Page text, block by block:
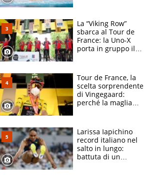
mirino
La “Viking Row”
sbarca al Tour de
France: la Uno-X
porta in gruppo il
compagni
Tour de France, la
scelta sorprendente
di Vingegaard:
perché la maglia
rischio da evitare
Larissa Iapichino
record italiano nel
salto in lungo:
battuta di un